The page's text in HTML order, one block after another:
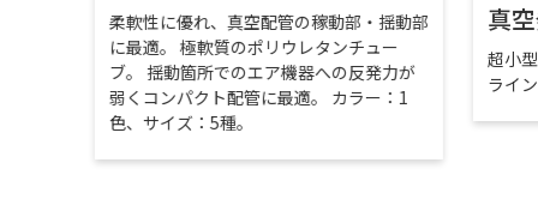
柔軟性に優れ、真空配管の稼動部・揺動部
に最適。 極軟質のポリウレタンチュー
ブ。 揺動箇所でのエア機器への反発力が
弱くコンパクト配管に最適。 カラー：1
色、サイズ：5種。
真
超小
ライ